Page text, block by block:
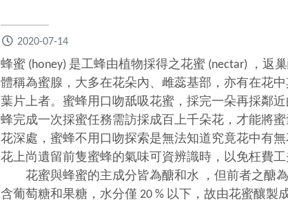
2020-07-14
蜂蜜 (honey) 是工蜂由植物採得之花蜜 (nectar) ，返
體稱為蜜腺，大多在花朵內、雌蕊基部，亦有在花
葉片上者。蜜蜂用口吻舐吸花蜜，採完一朵再採鄰
蜂完成一次採蜜任務需訪採成百上千朵花，才能將
花深處，蜜蜂不用口吻探索是無法知道究竟花中有
花上尚遺留前隻蜜蜂的氣味可資辨識時，以免枉費工
花蜜與蜂蜜的主成分皆為醣和水 ，但前者之醣為
含葡萄糖和果糖，水分僅 20 % 以下，故由花蜜釀製